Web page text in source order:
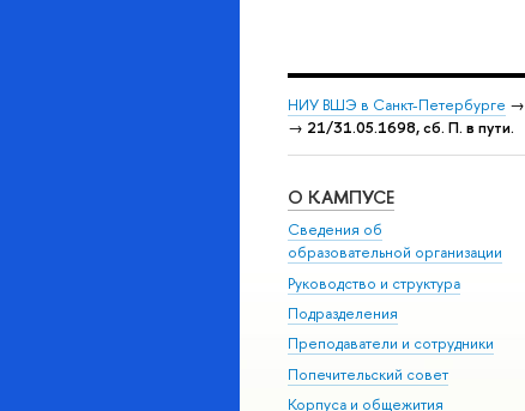
НИУ ВШЭ в Санкт-Петербурге →
→ 21/31.05.1698, сб. П. в пути.
О КАМПУСЕ
Сведения об
образовательной организации
Руководство и структура
Подразделения
Преподаватели и сотрудники
Попечительский совет
Корпуса и общежития